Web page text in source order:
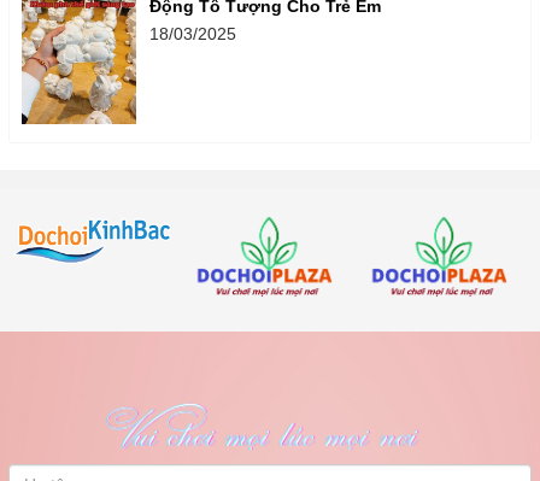
Động Tô Tượng Cho Trẻ Em
18/03/2025